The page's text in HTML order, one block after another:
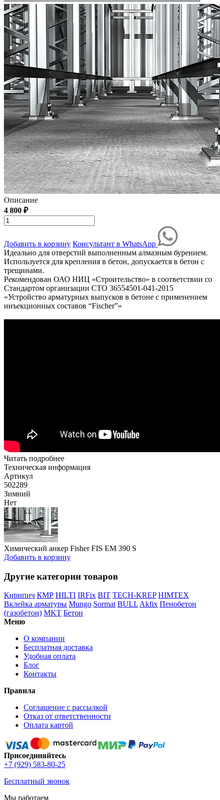
Описание
4 800 ₽
Добавить в корзину Консультант в WhatsApp
Идеально для отверстий выполненным алмазным бурением.
Используется для крепления в бетон, допускается в бетон с
трещинами.
Рекомендован ОАО НИЦ «Строительство» в соответствии со
Стандартом организации СТО 36554501-041-2015
«Устройство арматурных выпусков в бетоне с применением
инъекционных составов “Fischer”»
Читать подробнее
Техническая информация
Артикул
502289
Зимний
Нет
Химический анкер Fisher FIS EM 390 S
Добавить в корзину
Другие категории товаров
Кирипич КМР HILTI IRFix BIT TECH-KREP HIMTEX
Вклейка арматуры Mungo Sormat BULL Akfix Пенобетон
(газобетон) MKT Бетон
Меню
О компании
Бесплатная доставка
Удобная оплата
Блог
Контакты
Правила
Соглашение с рассылкой
Отказ от ответственности
Оплата картой
Присоединяйтесь
+7 (929) 583-80-25
Бесплатный звонок
Мы работаем